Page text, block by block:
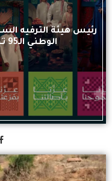
رئيس هيئة الترفيه
الوطني الـ95 تحت شعار “عزّنا بطبعنا”